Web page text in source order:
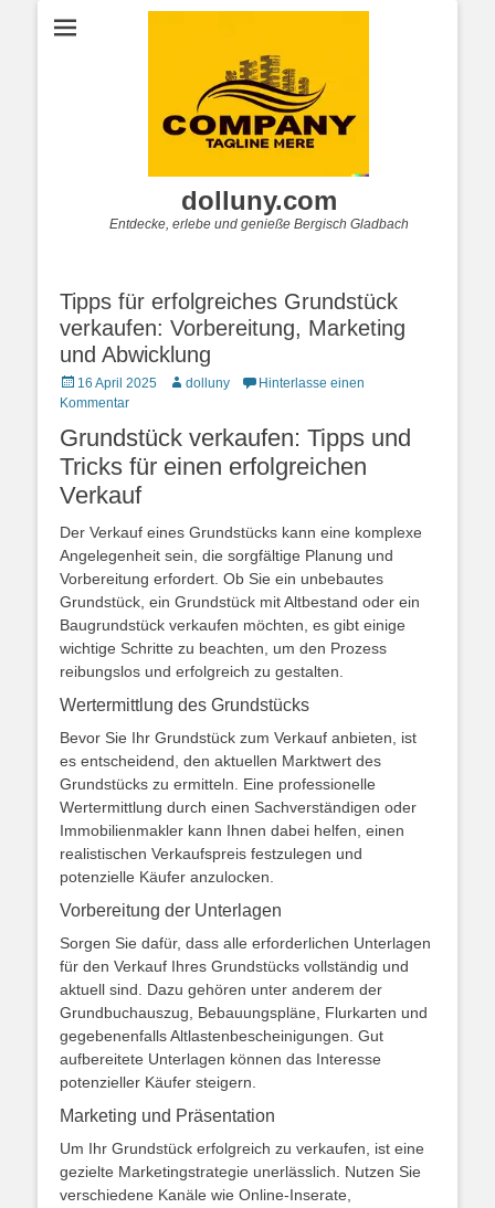
dolluny.com
Entdecke, erlebe und genieße Bergisch Gladbach
Tipps für erfolgreiches Grundstück
verkaufen: Vorbereitung, Marketing
und Abwicklung
Posted
on
16 April 2025 Autordolluny
Hinterlasse einen
Kommentar
Grundstück verkaufen: Tipps und
Tricks für einen erfolgreichen
Verkauf
Der Verkauf eines Grundstücks kann eine komplexe
Angelegenheit sein, die sorgfältige Planung und
Vorbereitung erfordert. Ob Sie ein unbebautes
Grundstück, ein Grundstück mit Altbestand oder ein
Baugrundstück verkaufen möchten, es gibt einige
wichtige Schritte zu beachten, um den Prozess
reibungslos und erfolgreich zu gestalten.
Wertermittlung des Grundstücks
Bevor Sie Ihr Grundstück zum Verkauf anbieten, ist
es entscheidend, den aktuellen Marktwert des
Grundstücks zu ermitteln. Eine professionelle
Wertermittlung durch einen Sachverständigen oder
Immobilienmakler kann Ihnen dabei helfen, einen
realistischen Verkaufspreis festzulegen und
potenzielle Käufer anzulocken.
Vorbereitung der Unterlagen
Sorgen Sie dafür, dass alle erforderlichen Unterlagen
für den Verkauf Ihres Grundstücks vollständig und
aktuell sind. Dazu gehören unter anderem der
Grundbuchauszug, Bebauungspläne, Flurkarten und
gegebenenfalls Altlastenbescheinigungen. Gut
aufbereitete Unterlagen können das Interesse
potenzieller Käufer steigern.
Marketing und Präsentation
Um Ihr Grundstück erfolgreich zu verkaufen, ist eine
gezielte Marketingstrategie unerlässlich. Nutzen Sie
verschiedene Kanäle wie Online-Inserate,